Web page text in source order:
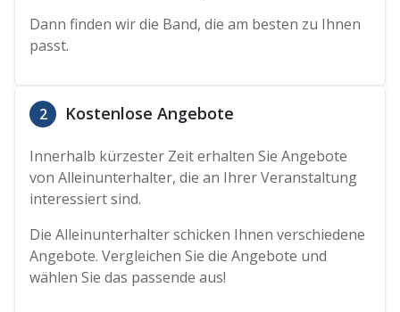
Dann finden wir die Band, die am besten zu Ihnen
passt.
2 Kostenlose Angebote
Innerhalb kürzester Zeit erhalten Sie Angebote
von Alleinunterhalter, die an Ihrer Veranstaltung
interessiert sind.
Die Alleinunterhalter schicken Ihnen verschiedene
Angebote. Vergleichen Sie die Angebote und
wählen Sie das passende aus!